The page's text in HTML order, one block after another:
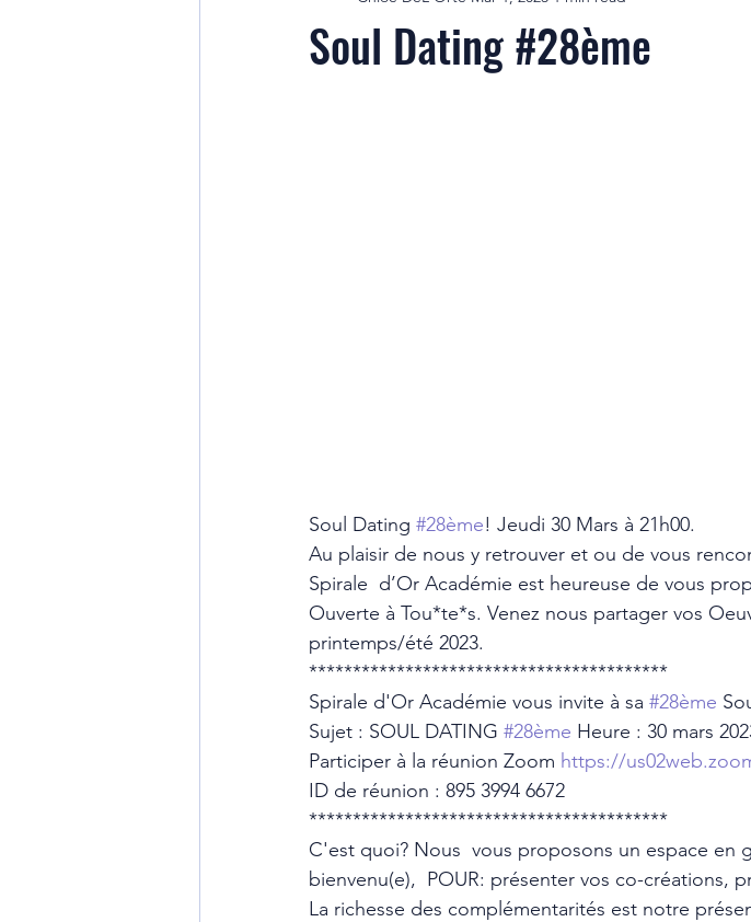
Soul Dating #28ème
Soul Dating #28ème! Jeudi 30 Mars à 21h00.
Au plaisir de nous y retrouver et ou de vous
Spirale  d’Or Académie est heureuse de vous
Ouverte à Tou*te*s. Venez nous partager vos
printemps/été 2023.
*****************************************
Spirale d'Or Académie vous invite à sa #28ème
Sujet : SOUL DATING #28ème Heure : 30 mars
Participer à la réunion Zoom https://
ID de réunion : 895 3994 6672
*****************************************
C'est quoi? Nous  vous proposons un espace en
bienvenu(e),  POUR: présenter vos co-créations,
La richesse des complémentarités est notre